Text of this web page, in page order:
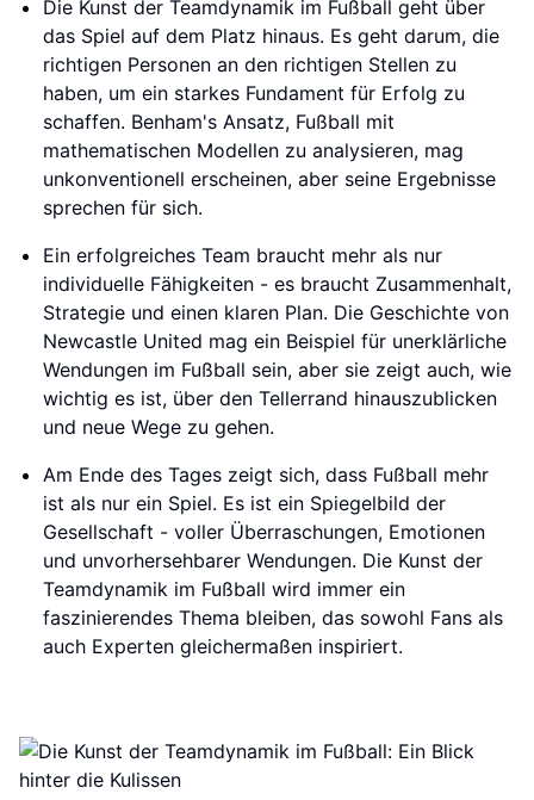
Die Kunst der Teamdynamik im Fußball geht über
das Spiel auf dem Platz hinaus. Es geht darum, die
richtigen Personen an den richtigen Stellen zu
haben, um ein starkes Fundament für Erfolg zu
schaffen. Benham's Ansatz, Fußball mit
mathematischen Modellen zu analysieren, mag
unkonventionell erscheinen, aber seine Ergebnisse
sprechen für sich.
Ein erfolgreiches Team braucht mehr als nur
individuelle Fähigkeiten - es braucht Zusammenhalt,
Strategie und einen klaren Plan. Die Geschichte von
Newcastle United mag ein Beispiel für unerklärliche
Wendungen im Fußball sein, aber sie zeigt auch, wie
wichtig es ist, über den Tellerrand hinauszublicken
und neue Wege zu gehen.
Am Ende des Tages zeigt sich, dass Fußball mehr
ist als nur ein Spiel. Es ist ein Spiegelbild der
Gesellschaft - voller Überraschungen, Emotionen
und unvorhersehbarer Wendungen. Die Kunst der
Teamdynamik im Fußball wird immer ein
faszinierendes Thema bleiben, das sowohl Fans als
auch Experten gleichermaßen inspiriert.